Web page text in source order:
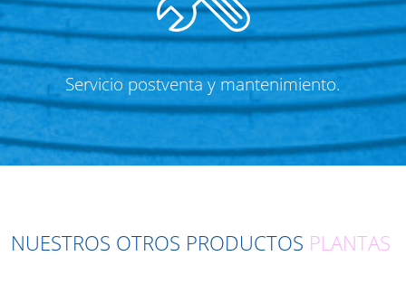
Servicio postventa y mantenimiento.
NUESTROS OTROS PRODUCTOS PLANTAS